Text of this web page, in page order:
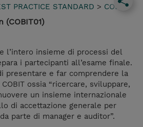
PRACTICE STANDARD > COBIT
(COBIT01)
l’intero insieme di processi del
i partecipanti all’esame finale.
presentare e far comprendere la
ossia “ricercare, sviluppare,
un insieme internazionale
di accettazione generale per
parte di manager e auditor”.